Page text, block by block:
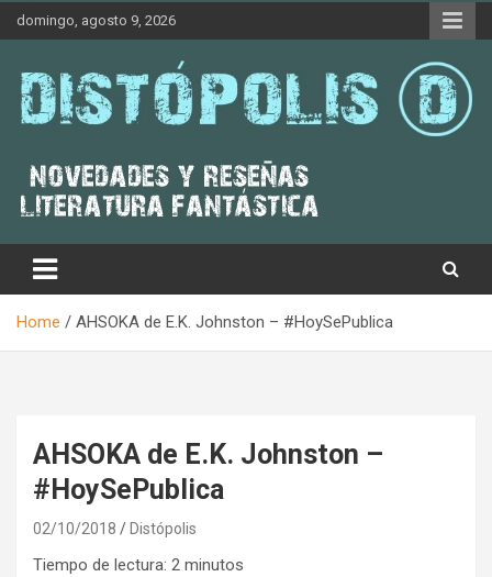
Skip
domingo, agosto 9, 2026
Distópolis
Home AHSOKA de E.K. Johnston – #HoySePublica
AHSOKA de E.K. Johnston –
#HoySePublica
02/10/2018 Distópolis
Tiempo de lectura: 2 minutos